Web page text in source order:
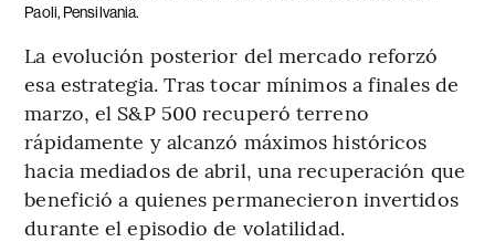
Paoli, Pensilvania.
La evolución posterior del mercado reforzó
esa estrategia. Tras tocar mínimos a finales de
marzo, el S&P 500 recuperó terreno
rápidamente y alcanzó máximos históricos
hacia mediados de abril, una recuperación que
benefició a quienes permanecieron invertidos
durante el episodio de volatilidad.